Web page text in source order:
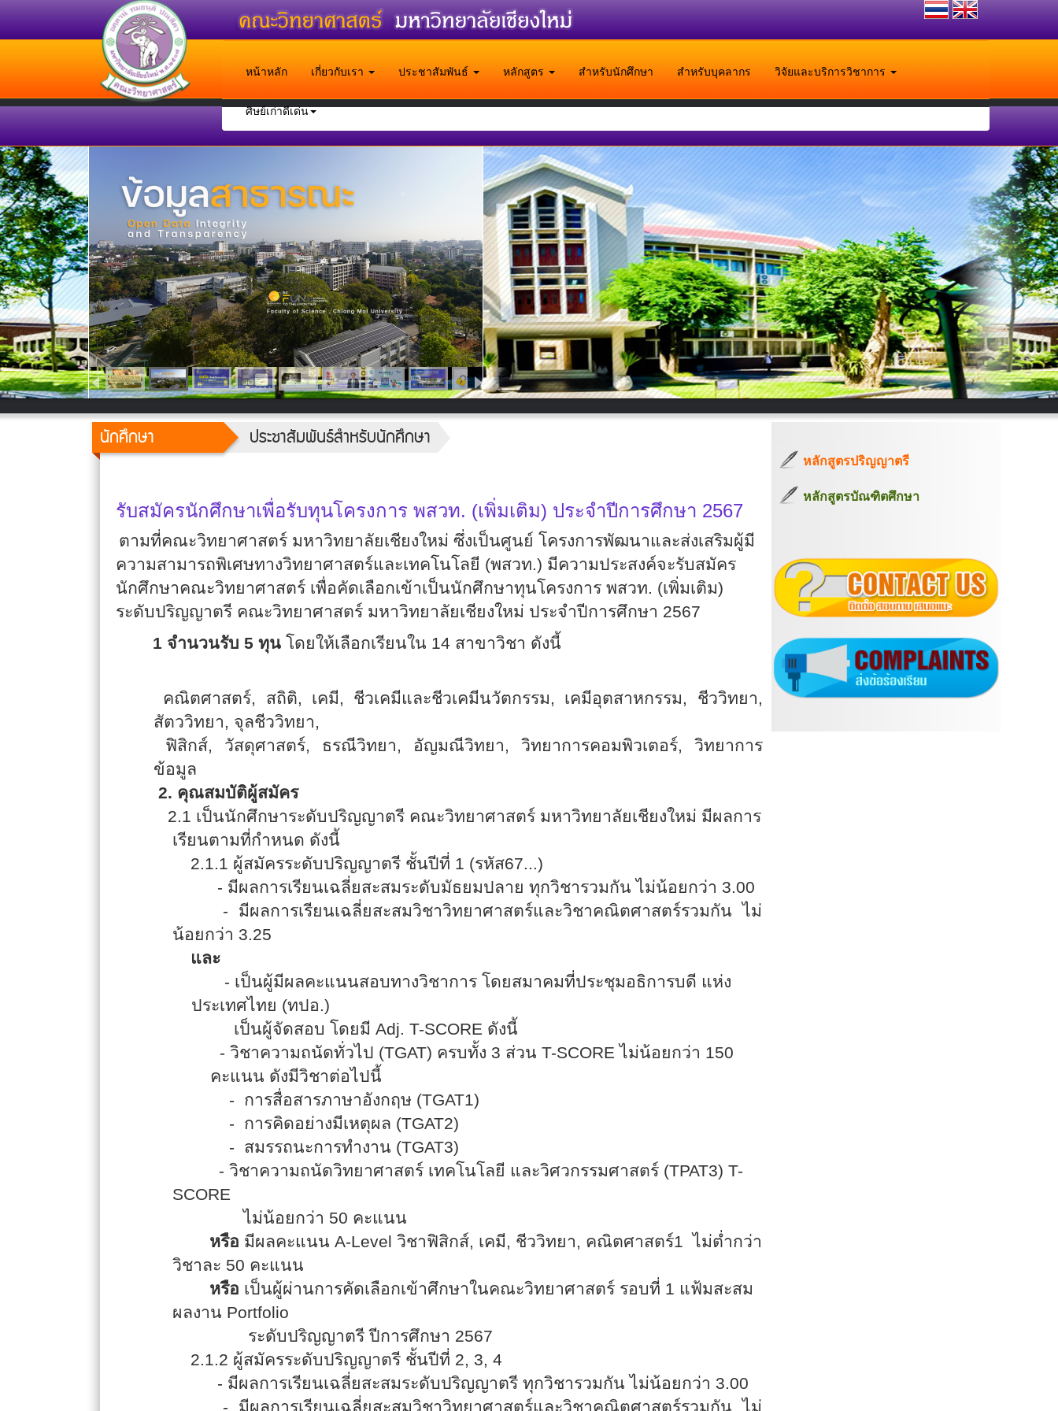
หน้าหลัก เกี่ยวกับเรา ประชาสัมพันธ์ หลักสูตร สำหรับนักศึกษา สำหรับบุคลากร วิจัยและบริการวิชาการ
ศิษย์เก่าดีเด่น
นักศึกษา ประชาสัมพันธ์สำหรับนักศึกษา
รับสมัครนักศึกษาเพื่อรับทุนโครงการ พสวท. (เพิ่มเติม) ประจำปีการศึกษา 2567
ตามที่คณะวิทยาศาสตร์ มหาวิทยาลัยเชียงใหม่ ซึ่งเป็นศูนย์ โครงการพัฒนาและส่งเสริมผู้มี
ความสามารถพิเศษทางวิทยาศาสตร์และเทคโนโลยี (พสวท.) มีความประสงค์จะรับสมัคร
นักศึกษาคณะวิทยาศาสตร์ เพื่อคัดเลือกเข้าเป็นนักศึกษาทุนโครงการ พสวท. (เพิ่มเติม)
ระดับปริญญาตรี คณะวิทยาศาสตร์ มหาวิทยาลัยเชียงใหม่ ประจำปีการศึกษา 2567
1 จำนวนรับ 5 ทุน โดยให้เลือกเรียนใน 14 สาขาวิชา ดังนี้
คณิตศาสตร์, สถิติ, เคมี, ชีวเคมีและชีวเคมีนวัตกรรม, เคมีอุตสาหกรรม, ชีววิทยา,
สัตววิทยา, จุลชีววิทยา,
ฟิสิกส์, วัสดุศาสตร์, ธรณีวิทยา, อัญมณีวิทยา, วิทยาการคอมพิวเตอร์, วิทยาการ
ข้อมูล
2. คุณสมบัติผู้สมัคร
2.1 เป็นนักศึกษาระดับปริญญาตรี คณะวิทยาศาสตร์ มหาวิทยาลัยเชียงใหม่ มีผลการ
เรียนตามที่กำหนด ดังนี้
2.1.1 ผู้สมัครระดับปริญญาตรี ชั้นปีที่ 1 (รหัส67...)
- มีผลการเรียนเฉลี่ยสะสมระดับมัธยมปลาย ทุกวิชารวมกัน ไม่น้อยกว่า 3.00
- มีผลการเรียนเฉลี่ยสะสมวิชาวิทยาศาสตร์และวิชาคณิตศาสตร์รวมกัน ไม่
น้อยกว่า 3.25
และ
- เป็นผู้มีผลคะแนนสอบทางวิชาการ โดยสมาคมที่ประชุมอธิการบดี แห่ง
ประเทศไทย (ทปอ.)
เป็นผู้จัดสอบ โดยมี Adj. T-SCORE ดังนี้
- วิชาความถนัดทั่วไป (TGAT) ครบทั้ง 3 ส่วน T-SCOREไม่น้อยกว่า 150
คะแนน ดังมีวิชาต่อไปนี้
- การสื่อสารภาษาอังกฤษ (TGAT1)
- การคิดอย่างมีเหตุผล (TGAT2)
- สมรรถนะการทำงาน (TGAT3)
- วิชาความถนัดวิทยาศาสตร์ เทคโนโลยี และวิศวกรรมศาสตร์ (TPAT3) T-
SCORE
ไม่น้อยกว่า 50 คะแนน
หรือ มีผลคะแนน A-Level วิชาฟิสิกส์, เคมี, ชีววิทยา, คณิตศาสตร์1 ไม่ต่ำกว่า
วิชาละ 50 คะแนน
หรือ เป็นผู้ผ่านการคัดเลือกเข้าศึกษาในคณะวิทยาศาสตร์ รอบที่ 1 แฟ้มสะสม
ผลงาน Portfolio
ระดับปริญญาตรี ปีการศึกษา 2567
2.1.2 ผู้สมัครระดับปริญญาตรี ชั้นปีที่ 2, 3, 4
- มีผลการเรียนเฉลี่ยสะสมระดับปริญญาตรี ทุกวิชารวมกัน ไม่น้อยกว่า 3.00
- มีผลการเรียนเฉลี่ยสะสมวิชาวิทยาศาสตร์และวิชาคณิตศาสตร์รวมกัน ไม่
หลักสูตรปริญญาตรี
หลักสูตรบัณฑิตศึกษา